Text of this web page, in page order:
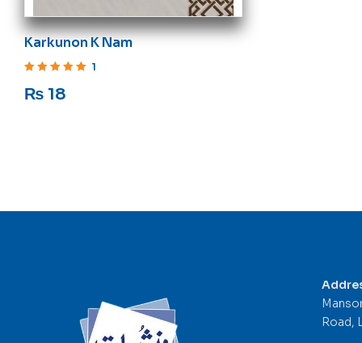
Karkunon K Nam
1
₨ 18
Road,